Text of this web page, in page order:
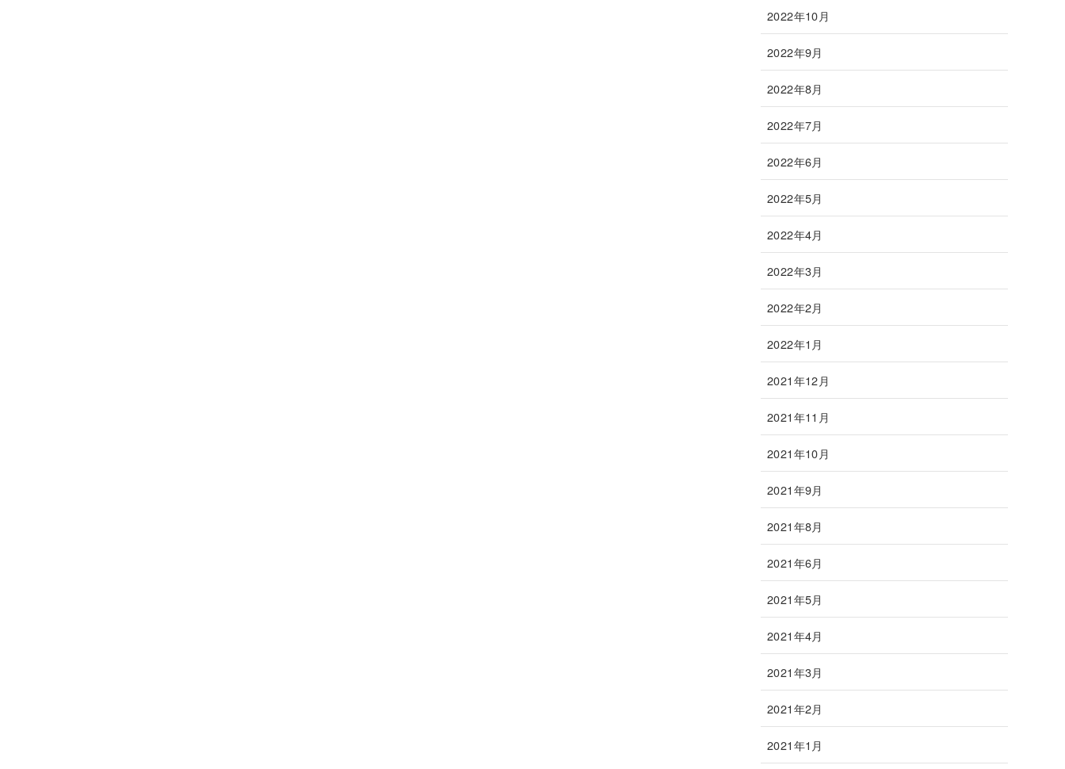
2022年10月
2022年9月
2022年8月
2022年7月
2022年6月
2022年5月
2022年4月
2022年3月
2022年2月
2022年1月
2021年12月
2021年11月
2021年10月
2021年9月
2021年8月
2021年6月
2021年5月
2021年4月
2021年3月
2021年2月
2021年1月